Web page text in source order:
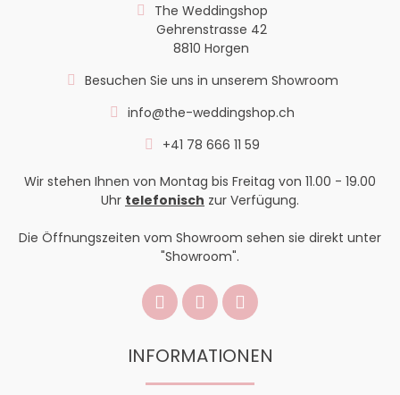
The Weddingshop
Gehrenstrasse 42
8810 Horgen
Besuchen Sie uns in unserem Showroom
info@the-weddingshop.ch
+41 78 666 11 59
Wir stehen Ihnen von Montag bis Freitag von 11.00 - 19.00
Uhr telefonisch zur Verfügung.
Die Öffnungszeiten vom Showroom sehen sie direkt unter
"Showroom".
INFORMATIONEN